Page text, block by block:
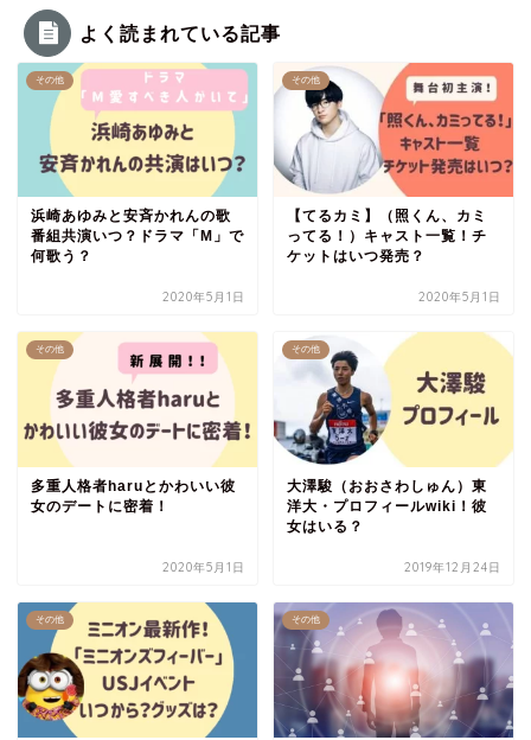
よく読まれている記事
その他
浜崎あゆみと安斉かれんの歌
番組共演いつ？ドラマ「M」で
何歌う？
2020年5月1日
その他
【てるカミ】（照くん、カミ
ってる！）キャスト一覧！チ
ケットはいつ発売？
2020年5月1日
その他
多重人格者haruとかわいい彼
女のデートに密着！
2020年5月1日
その他
大澤駿（おおさわしゅん）東
洋大・プロフィールwiki！彼
女はいる？
2019年12月24日
その他 その他